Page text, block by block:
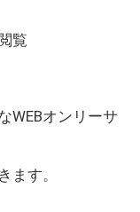
覧
WEBオンリーサ
ます。